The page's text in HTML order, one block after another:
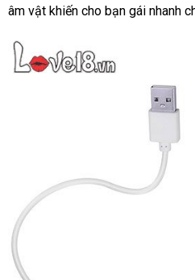
Dorr
Diamond
MS40M
xách
so
sánh
để
sử
dụng
bất
giá
toán
âm vật khiến cho bạn gái nhanh